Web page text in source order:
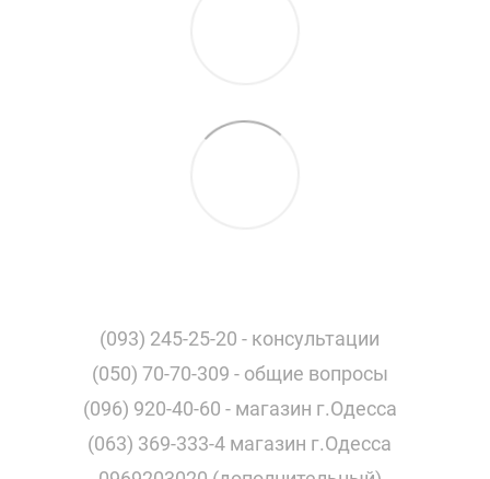
(093) 245-25-20 - консультации
(050) 70-70-309 - общие вопросы
(096) 920-40-60 - магазин г.Одесса
(063) 369-333-4 магазин г.Одесса